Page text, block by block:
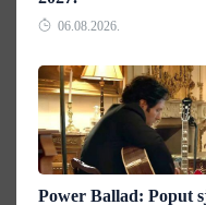
06.08.2026.
Power Ballad: Poput